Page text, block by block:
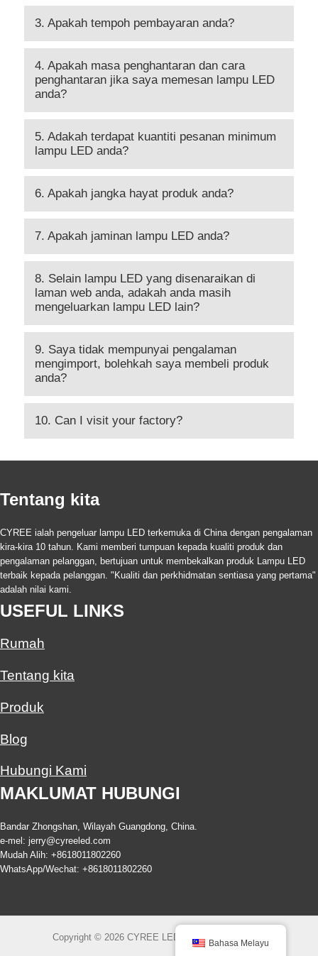
3. Apakah tempoh pembayaran anda?
4. Apakah masa penghantaran dan cara
penghantaran jika saya memesan lampu LED
anda?
5. Adakah terdapat kuantiti pesanan minimum
lampu LED anda?
6. Apakah jangka hayat produk anda?
7. Apakah jaminan lampu LED anda?
8. Selain lampu LED yang disenaraikan di
laman web anda, adakah anda masih
mengeluarkan lampu LED lain?
9. Saya tidak mempunyai pengalaman
mengimport, bolehkah saya membeli produk
anda?
10. Can I visit your factory?
Tentang kita
CYREE ialah pengeluar lampu LED terkemuka di China dengan pengalaman
kira-kira 10 tahun. Kami memberi tumpuan kepada kualiti produk dan
pengalaman pelanggan, bertujuan untuk membekalkan produk Lampu LED
terbaik kepada pelanggan. "Kualiti dan perkhidmatan sentiasa yang pertama"
adalah nilai kami.
USEFUL LINKS
Rumah
Tentang kita
Produk
Blog
Hubungi Kami
MAKLUMAT HUBUNGI
Bandar Zhongshan, Wilayah Guangdong, China.
e-mel: jerry@cyreeled.com
Mudah Alih: +8618011802260
WhatsApp/Wechat: +8618011802260
Copyright © 2026 CYREE LED All Rights Reserved.
Bahasa Melayu